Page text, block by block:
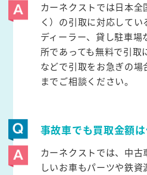
カーネクストでは日本
く）の引取に対応して
ディーラー、貸し駐車場
所であっても無料で引取
などで引取をお急ぎの場
までご相談ください。
事故車でも買取金額は
カーネクストでは、中
しいお車もパーツや鉄